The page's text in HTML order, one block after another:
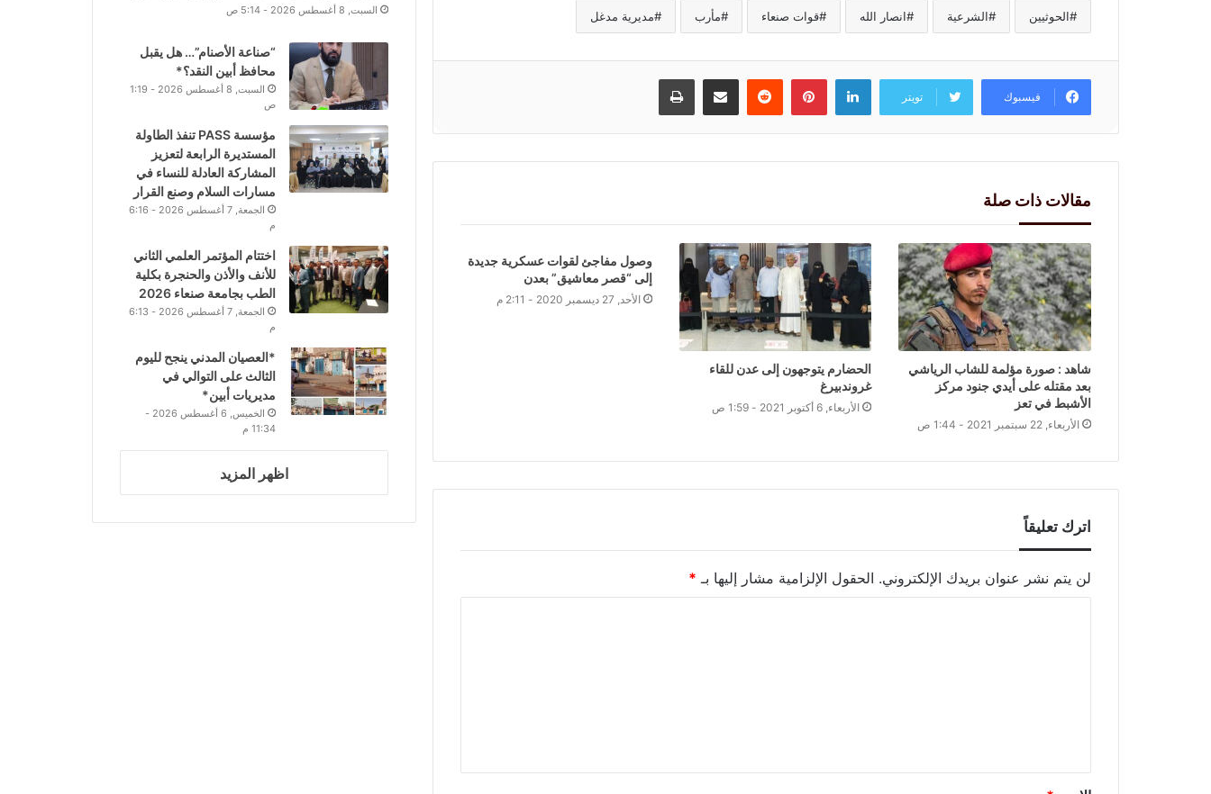
الحوثيين الشرعية انصار الله قوات صنعاء مأرب مديرية مدغل
فيسبوك تويتر
لينكدإنبينتيريست
‏Reddit مشاركة عبر البريد طباعة
مقالات ذات صلة
شاهد : صورة مؤلمة للشاب الرياشي
بعد مقتله على أيدي جنود مركز
الأشبط في تعز
الأربعاء, 22 سبتمبر 2021 - 1:44 ص
الحضارم يتوجهون إلى عدن للقاء
غروندبيرغ
الأربعاء, 6 أكتوبر 2021 - 1:59 ص
وصول مفاجئ لقوات عسكرية جديدة
إلى “قصر معاشيق” بعدن
الأحد, 27 ديسمبر 2020 - 2:11 م
اترك تعليقاً
لن يتم نشر عنوان بريدك الإلكتروني. الحقول الإلزامية مشار إليها بـ *
السبت, 8 أغسطس 2026 - 5:14 ص
“صناعة الأصنام”… هل يقبل
محافظ أبين النقد؟*
السبت, 8 أغسطس 2026 - 1:19
ص
مؤسسة PASS تنفذ الطاولة
المستديرة الرابعة لتعزيز
المشاركة العادلة للنساء في
مسارات السلام وصنع القرار
الجمعة, 7 أغسطس 2026 - 6:16
م
اختتام المؤتمر العلمي الثاني
للأنف والأذن والحنجرة بكلية
الطب بجامعة صنعاء 2026
الجمعة, 7 أغسطس 2026 - 6:13
م
*العصيان المدني ينجح لليوم
الثالث على التوالي في
مديريات أبين*
الخميس, 6 أغسطس 2026 -
11:34 م
اظهر المزيد